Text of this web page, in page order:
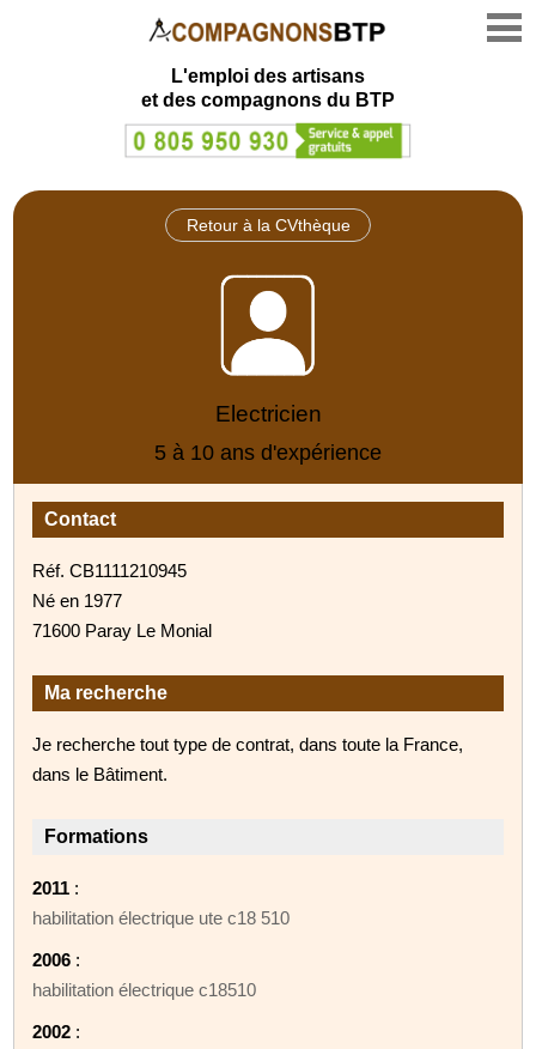
L'emploi des artisans
et des compagnons du BTP
Retour à la CVthèque
Electricien
5 à 10 ans d'expérience
Contact
Réf. CB1111210945
Né en 1977
71600 Paray Le Monial
Ma recherche
Je recherche tout type de contrat, dans toute la France,
dans le Bâtiment.
Formations
2011 :
habilitation électrique ute c18 510
2006 :
habilitation électrique c18510
2002 :